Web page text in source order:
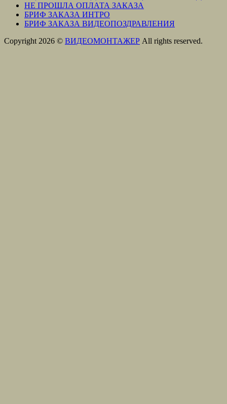
НЕ ПРОШЛА ОПЛАТА ЗАКАЗА
БРИФ ЗАКАЗА ИНТРО
БРИФ ЗАКАЗА ВИДЕОПОЗДРАВЛЕНИЯ
Copyright 2026 © ВИДЕОМОНТАЖЕР All rights reserved.